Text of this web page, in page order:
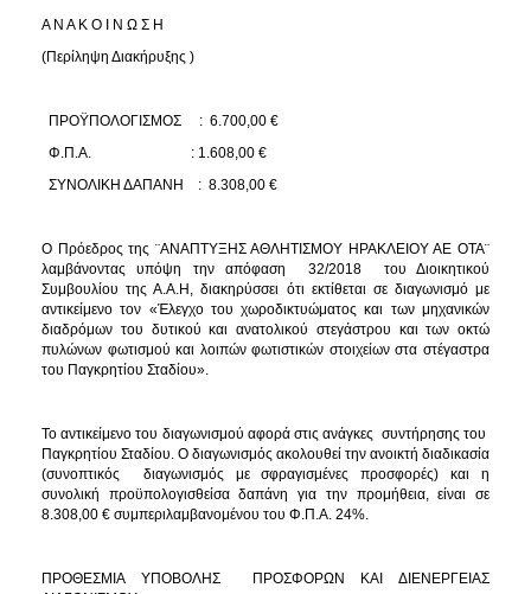
2017
2015
ΤΟΠΟΣ
ΠΟΛΙΤΙΣΜΟΣ
ΑΝΘΕΚΤΙΚΗ
ΠΟΛΗ
Α Ν Α Κ Ο Ι Ν Ω Σ Η
(Περίληψη Διακήρυξης )
ΠΡΟΫΠΟΛΟΓΙΣΜΟΣ
: 6.700,00 €
Φ.Π.Α. : 1.608,00 €
ΣΥΝΟΛΙΚΗ ΔΑΠΑΝΗ : 8.308,00 €
Ο Πρόεδρος της ¨ΑΝΑΠΤΥΞΗΣ ΑΘΛΗΤΙΣΜΟΥ ΗΡΑΚΛΕΙΟΥ ΑΕ ΟΤΑ¨
λαμβάνοντας υπόψη την απόφαση 32/2018 του Διοικητικού
Συμβουλίου της Α.Α.Η, διακηρύσσει ότι εκτίθεται σε διαγωνισμό με
αντικείμενο τον «Έλεγχο του χωροδικτυώματος και των μηχανικών
διαδρόμων του δυτικού και ανατολικού στεγάστρου και των οκτώ
πυλώνων φωτισμού και λοιπών φωτιστικών στοιχείων στα στέγαστρα
του Παγκρητίου Σταδίου».
Το αντικείμενο του διαγωνισμού αφορά στις ανάγκες συντήρησης του
Παγκρητίου Σταδίου. Ο διαγωνισμός ακολουθεί την ανοικτή διαδικασία
(συνοπτικός διαγωνισμός με σφραγισμένες προσφορές) και η
συνολική προϋπολογισθείσα δαπάνη για την προμήθεια, είναι σε
8.308,00 € συμπεριλαμβανομένου του Φ.Π.Α. 24%.
ΠΡΟΘΕΣΜΙΑ ΥΠΟΒΟΛΗΣ ΠΡΟΣΦΟΡΩΝ ΚΑΙ ΔΙΕΝΕΡΓΕΙΑΣ